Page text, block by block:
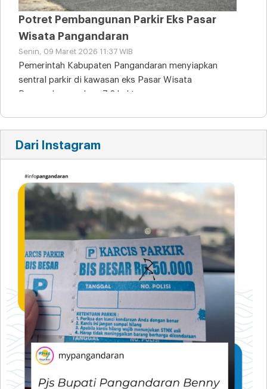
Potret Pembangunan Parkir Eks Pasar
Wisata Pangandaran
Senin, 09 Maret 2026 11:37 WIB
Pemerintah Kabupaten Pangandaran menyiapkan
sentral parkir di kawasan eks Pasar Wisata
Pangandaran seluas 7,2 hektare
Dari Instagram